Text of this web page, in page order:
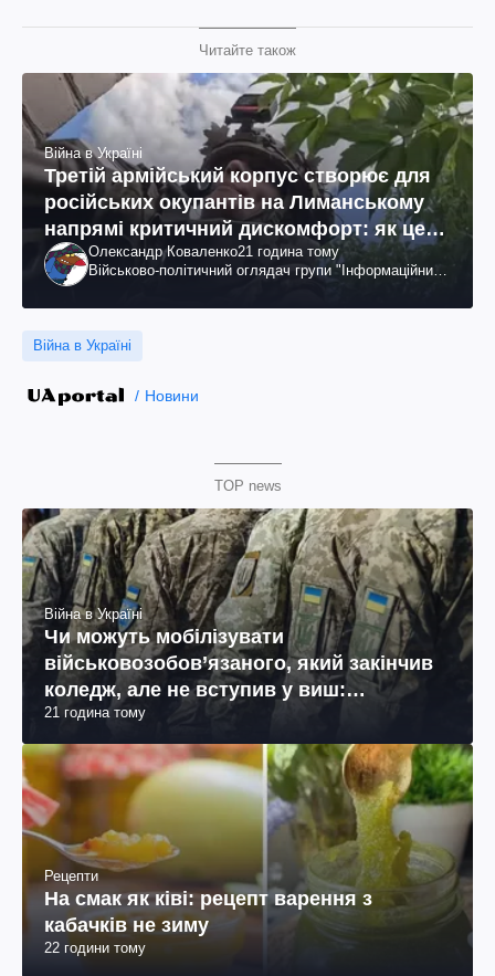
Читайте також
Війна в Україні
Третій армійський корпус створює для
російських окупантів на Лиманському
напрямі критичний дискомфорт: як це
вдалосяОлександр Коваленко21 година тому
Військово-політичний оглядач групи "Інформаційний
Війна в Україні
Новини
TOP news
Війна в Україні
Чи можуть мобілізувати
військовозобов’язаного, який закінчив
коледж, але не вступив у виш:
пояснення юриста
21 година тому
Рецепти
На смак як ківі: рецепт варення з
кабачків не зиму
22 години тому